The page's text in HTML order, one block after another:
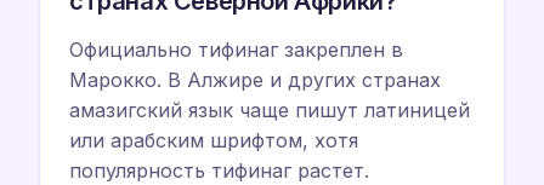
Официально тифинаг закреплен в
Марокко. В Алжире и других странах
амазигский язык чаще пишут латиницей
или арабским шрифтом, хотя
популярность тифинаг растет.